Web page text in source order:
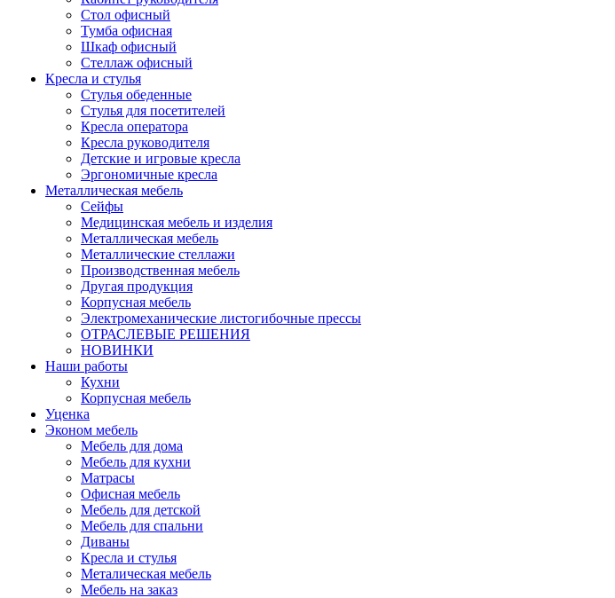
Стол офисный
Тумба офисная
Шкаф офисный
Стеллаж офисный
Кресла и стулья
Стулья обеденные
Стулья для посетителей
Кресла оператора
Кресла руководителя
Детские и игровые кресла
Эргономичные кресла
Металлическая мебель
Сейфы
Медицинская мебель и изделия
Металлическая мебель
Металлические стеллажи
Производственная мебель
Другая продукция
Корпусная мебель
Электромеханические листогибочные прессы
ОТРАСЛЕВЫЕ РЕШЕНИЯ
НОВИНКИ
Наши работы
Кухни
Корпусная мебель
Уценка
Эконом мебель
Мебель для дома
Мебель для кухни
Матрасы
Офисная мебель
Мебель для детской
Мебель для спальни
Диваны
Кресла и стулья
Металическая мебель
Мебель на заказ